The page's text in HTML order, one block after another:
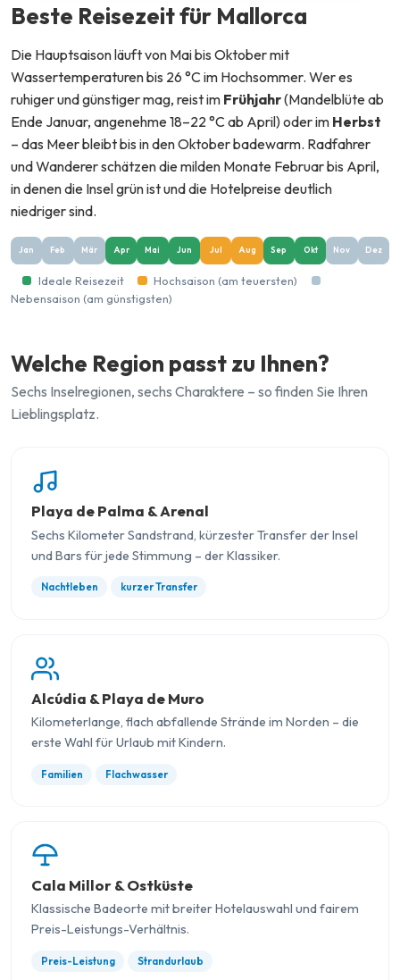
Beste Reisezeit für Mallorca
Die Hauptsaison läuft von Mai bis Oktober mit
Wassertemperaturen bis 26 °C im Hochsommer. Wer es
ruhiger und günstiger mag, reist im Frühjahr(Mandelblüte ab
Ende Januar, angenehme 18–22 °C ab April) oder im Herbst
– das Meer bleibt bis in den Oktober badewarm. Radfahrer
und Wanderer schätzen die milden Monate Februar bis April,
in denen die Insel grün ist und die Hotelpreise deutlich
niedriger sind.
Jan Feb Mär Apr Mai Jun Jul Aug Sep Okt Nov Dez
Ideale Reisezeit
Hochsaison (am teuersten)
Nebensaison (am günstigsten)
Welche Region passt zu Ihnen?
Sechs Inselregionen, sechs Charaktere – so finden Sie Ihren
Lieblingsplatz.
Playa de Palma & Arenal
Sechs Kilometer Sandstrand, kürzester Transfer der Insel
und Bars für jede Stimmung – der Klassiker.
Nachtleben kurzer Transfer
Alcúdia & Playa de Muro
Kilometerlange, flach abfallende Strände im Norden – die
erste Wahl für Urlaub mit Kindern.
Familien Flachwasser
Cala Millor & Ostküste
Klassische Badeorte mit breiter Hotelauswahl und fairem
Preis-Leistungs-Verhältnis.
Preis-Leistung Strandurlaub